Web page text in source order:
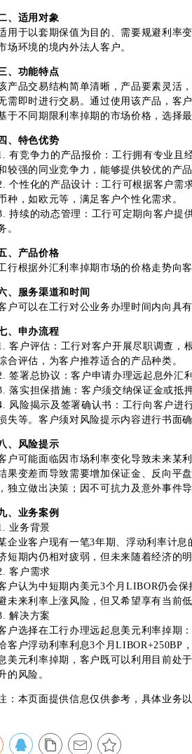
、适用对象
于以套期保值为目的、需要规避利率变
场环境的境内外法人客户。
、功能特点
品交易结构简单清晰，产品要素灵活，
需即时进行交易。通过使用该产品，客
于不同期限利率掉期的市场价格，选择
四、特色优势
竞争力的产品报价：工行拥有专业且经
较强的同业竞争力，能够提供较优的产品
性化的产品设计：工行可根据客户需求
种，如欧元等，满足客户个性化需求。
续的动态管理：工行可定期向客户提供
。
、产品价格
根据外汇利率掉期市场的价格走势向客
、服务渠道和时间
可以在工行对公业务办理时间内向具有
、申办流程
户评估：工行对客户开展尽职调查，根
合评估，为客户推荐适合的产品种类。
署总协议：客户申请办理远起息外汇利
实担保措施：客户须交纳保证金或抵押
险揭示及签署确认书：工行向客户进行
失等。客户须对风险提示内容进行书面
、风险提示
可能面临因市场利率变化导致未来某利
果变差而导致需要增加保证金、反向平
独立做出决策；因不可抗力及意外事件
、业务案例
务背景
业客户现有一笔3年期、浮动利率计息
短期内仍相对疲弱，但未来随着经济的
户需求
认为中短期内美元3个月LIBOR仍会保
未来利率上涨风险，但又希望享有当前
决方案
选择在工行办理远起息美元利率掉期：
客户浮动利率利息3个月LIBOR+250BP
美元利率掉期，客户既可以利用目前处
的风险。
本页面提供信息仅供参考，具体业务以